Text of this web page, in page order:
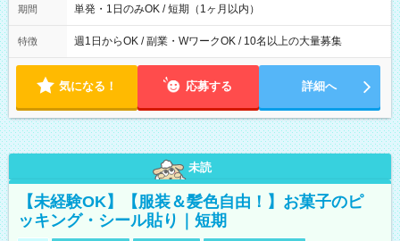
期間 単発・1日のみOK / 短期（1ヶ月以内）
特徴 週1日からOK / 副業・WワークOK / 10名以上の大量募集
気になる！ 応募する 詳細へ
未読
【未経験OK】【服装＆髪色自由！】お菓子のピ
ッキング・シール貼り｜短期